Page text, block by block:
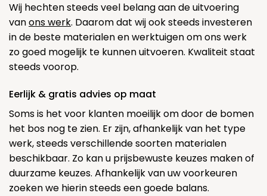
Wij hechten steeds veel belang aan de uitvoering
vanons werk. Daarom dat wij ook steeds investeren
in de beste materialen en werktuigen om ons werk
zo goed mogelijk te kunnen uitvoeren. Kwaliteit staat
steeds voorop.
Eerlijk & gratis advies op maat
Soms is het voor klanten moeilijk om door de bomen
het bos nog te zien. Er zijn, afhankelijk van het type
werk, steeds verschillende soorten materialen
beschikbaar. Zo kan u prijsbewuste keuzes maken of
duurzame keuzes. Afhankelijk van uw voorkeuren
zoeken we hierin steeds een goede balans.